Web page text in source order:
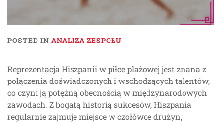
POSTED IN ANALIZA ZESPOŁU
Reprezentacja Hiszpanii w piłce plażowej jest znana z
połączenia doświadczonych i wschodzących talentów,
co czyni ją potężną obecnością w międzynarodowych
zawodach. Z bogatą historią sukcesów, Hiszpania
regularnie zajmuje miejsce w czołówce drużyn,